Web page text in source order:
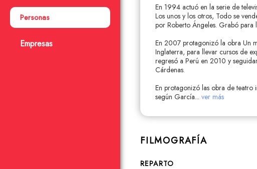
Personas
Empresas
En 1994 actuó en la serie de
Los unos y los otros, Todo se
por Roberto Ángeles. Grabó para
En 2007 protagonizó la obra Un
Inglaterra, para llevar cursos de
regresó a Perú en 2010 y
Cárdenas.
En protagonizó las obra de teatro
según García... ver más
FILMOGRAFÍA
REPARTO